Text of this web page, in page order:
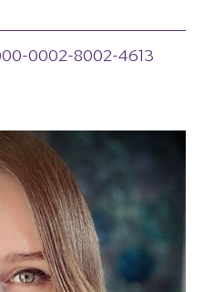
0002-8002-4613